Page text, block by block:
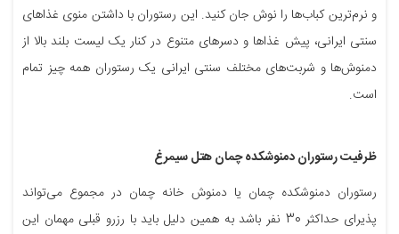
و نرم‌ترین کباب‌ها را نوش جان کنید. این رستوران با داشتن منوی غذاهای
سنتی ایرانی، پیش غذاها و دسرهای متنوع در کنار یک لیست بلند بالا از
دمنوش‌ها و شربت‌های مختلف سنتی ایرانی یک رستوران همه چیز تمام
است.
ظرفیت رستوران دمنوشکده چمان هتل سیمرغ
رستوران دمنوشکده چمان یا دمنوش خانه چمان در مجموع می‌تواند
پذیرای حداکثر 30 نفر باشد به همین دلیل باید با رزرو قبلی مهمان این